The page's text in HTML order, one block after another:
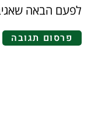
לפעם הבאה